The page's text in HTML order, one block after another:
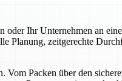
Ihr Unternehmen an
Planung, zeitgerechte
Vom Packen über den